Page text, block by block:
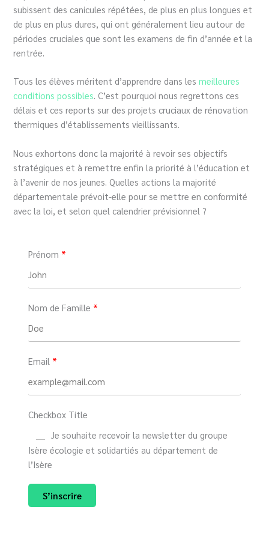
subissent des canicules répétées, de plus en plus longues et
de plus en plus dures, qui ont généralement lieu autour de
périodes cruciales que sont les examens de fin d’année et la
rentrée.
Tous les élèves méritent d’apprendre dans lesmeilleures
conditions possibles. C’est pourquoi nous regrettons ces
délais et ces reports sur des projets cruciaux de rénovation
thermiques d’établissements vieillissants.
Nous exhortons donc la majorité à revoir ses objectifs
stratégiques et à remettre enfin la priorité à l’éducation et
à l’avenir de nos jeunes. Quelles actions la majorité
départementale prévoit-elle pour se mettre en conformité
avec la loi, et selon quel calendrier prévisionnel ?
Prénom
Nom de Famille
Email
Checkbox Title
Je souhaite recevoir la newsletter du groupe
Isère écologie et solidartiés au département de
l’Isère
S’inscrire